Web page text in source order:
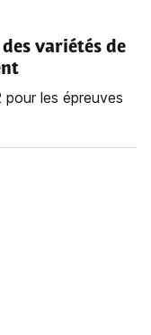
variétés de
les épreuves